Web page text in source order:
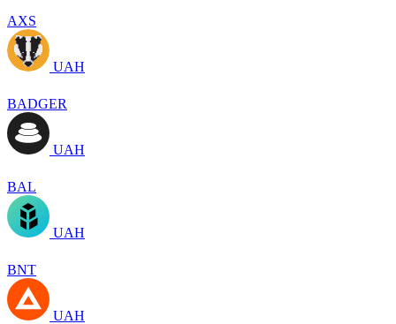
AXS
UAH
BADGER
UAH
BAL
UAH
BNT
UAH